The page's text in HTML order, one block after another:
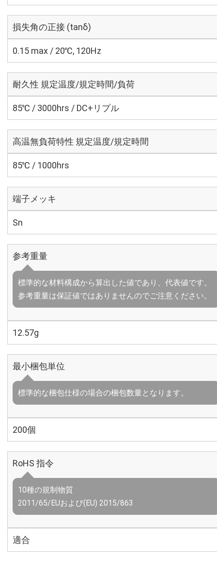
損失角の正接 (tanδ)
0.15 max / 20℃, 120Hz
耐久性 規定温度/規定時間/負荷
85℃ / 3000hrs / DC+リプル
高温無負荷特性 規定温度/規定時間
85℃ / 1000hrs
端子メッキ
Sn
参考重量
標準的な材料構成から算出した値であり、代表値です。
参考重量は保証値ではありませんのでご注意ください。
12.57g
最小梱包単位
標準的な梱包仕様の場合の梱包数量となります。
200個
RoHS 指令
10種の規制物質
2011/65/EUおよび(EU) 2015/863
適合